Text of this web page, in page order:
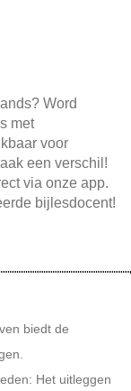
Word
met
voor
een verschil!
via onze app.
bijlesdocent!
biedt de
Het uitleggen